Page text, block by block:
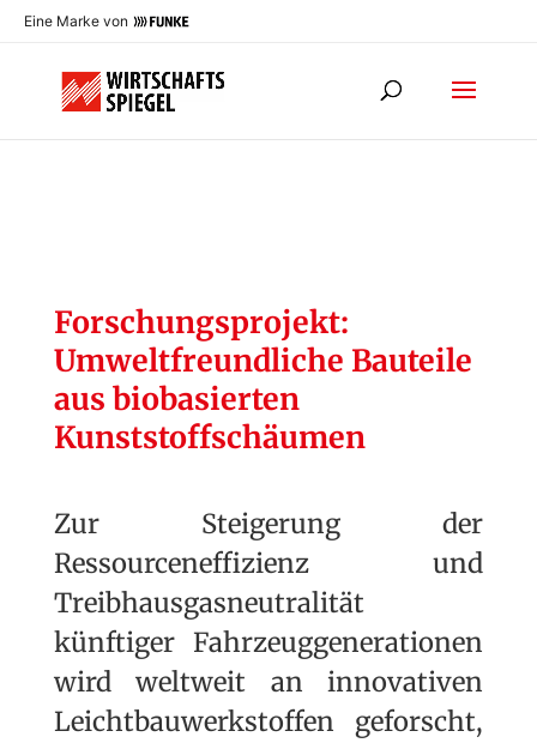
Eine Marke von
Forschungsprojekt:
Umweltfreundliche Bauteile
aus biobasierten
Kunststoffschäumen
Zur Steigerung der
Ressourceneffizienz und
Treibhausgasneutralität
künftiger Fahrzeuggenerationen
wird weltweit an innovativen
Leichtbauwerkstoffen geforscht,